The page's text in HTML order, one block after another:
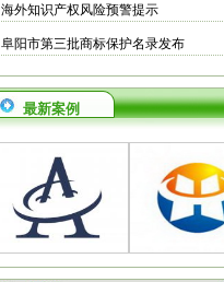
海外知识产权风险预警提示
阜阳市第三批商标保护名录发布
最新案例